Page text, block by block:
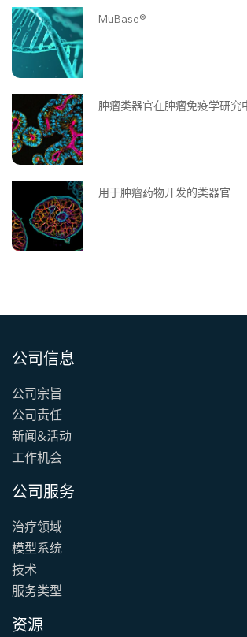
MuBase®
肿瘤类器官在肿瘤免疫学研究
用于肿瘤药物开发的类器官
公司信息
公司宗旨
公司责任
新闻&活动
工作机会
公司服务
治疗领域
模型系统
技术
服务类型
资源